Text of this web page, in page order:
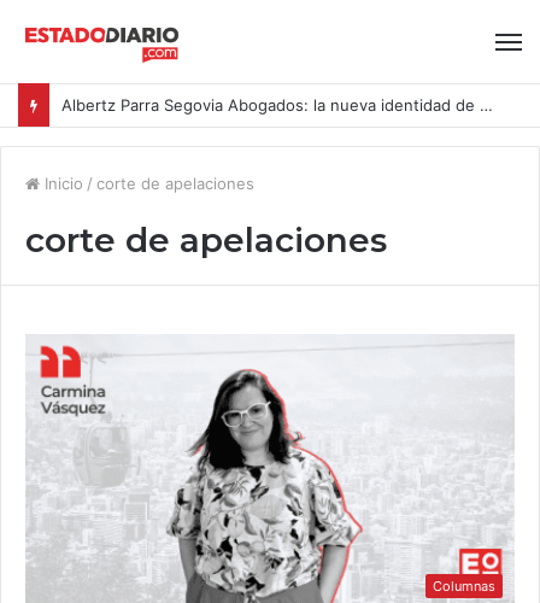
Albertz Parra Segovia Abogados: la nueva identidad de Segovia Consulting
Inicio / corte de apelaciones
corte de apelaciones
Columnas